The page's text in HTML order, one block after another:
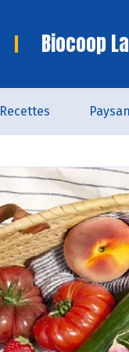
Biocoop
Recettes